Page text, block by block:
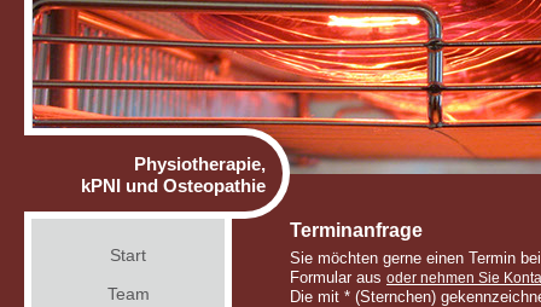
Physiotherapie,
kPNI und Osteopathie
Start
Team
Terminanfrage
Sie möchten gerne einen Termin
Formular aus oder nehmen Sie
Die mit * (Sternchen)